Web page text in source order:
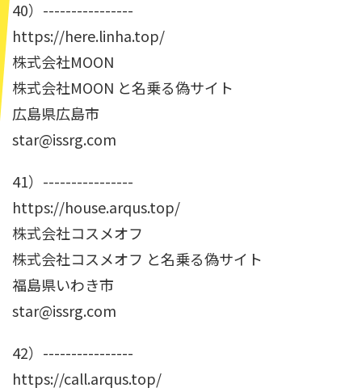
40）----------------
https://here.linha.top/
株式会社MOON
株式会社MOON と名乗る偽サイト
広島県広島市
star@issrg.com
41）----------------
https://house.arqus.top/
株式会社コスメオフ
株式会社コスメオフ と名乗る偽サイト
福島県いわき市
star@issrg.com
42）----------------
https://call.arqus.top/